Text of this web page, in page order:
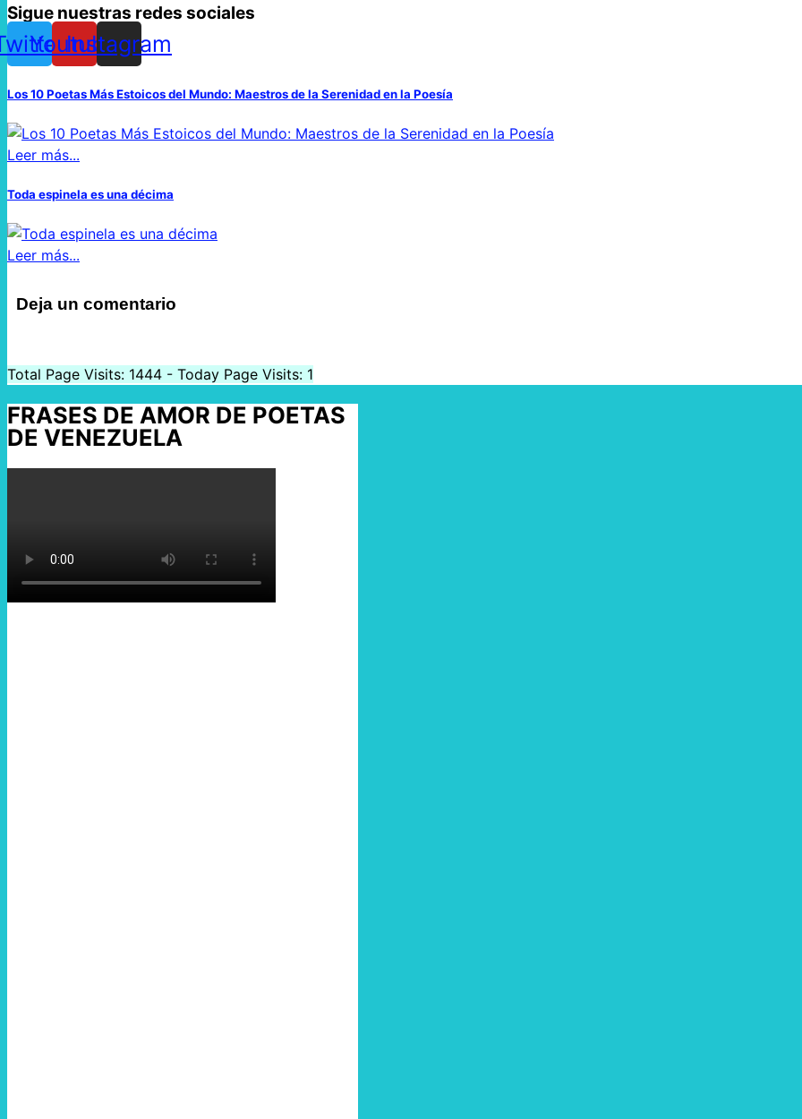
Sigue nuestras redes sociales
Youtube
Instagram
Los 10 Poetas Más Estoicos del Mundo: Maestros de la Serenidad en la Poesía
Leer más...
Toda espinela es una décima
Leer más...
Deja un comentario
Total Page Visits: 1444 - Today Page Visits: 1
FRASES DE AMOR DE POETAS
DE VENEZUELA